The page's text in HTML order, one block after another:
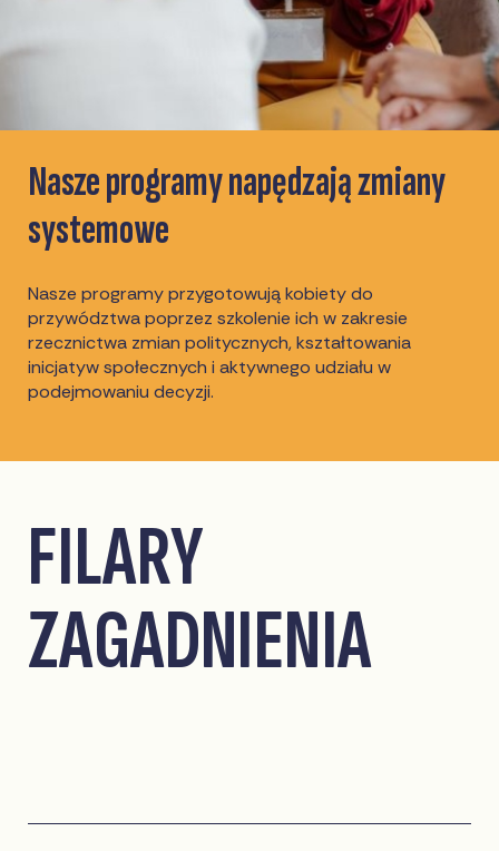
Nasze programy napędzają zmiany
systemowe
Nasze programy przygotowują kobiety do
przywództwa poprzez szkolenie ich w zakresie
rzecznictwa zmian politycznych, kształtowania
inicjatyw społecznych i aktywnego udziału w
podejmowaniu decyzji.
FILARY
ZAGADNIENIA